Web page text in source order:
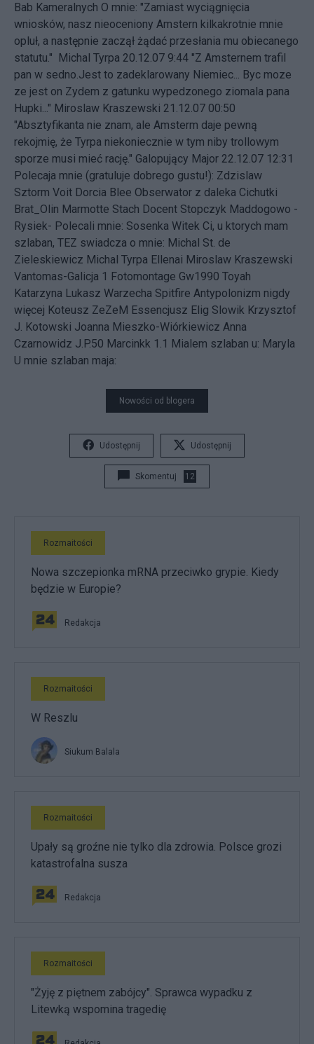
Bab Kameralnych O mnie: "Zamiast wyciągnięcia
wniosków, nasz nieoceniony Amstern kilkakrotnie mnie
opluł, a następnie zaczął żądać przesłania mu obiecanego
statutu." Michal Tyrpa 20.12.07 9:44 "Z Amsternem trafil
pan w sedno.Jest to zadeklarowany Niemiec... Byc moze
ze jest on Zydem z gatunku wypedzonego ziomala pana
Hupki..." Miroslaw Kraszewski 21.12.07 00:50
"Absztyfikanta nie znam, ale Amsterm daje pewną
rekojmię, że Tyrpa niekoniecznie w tym niby trollowym
sporze musi mieć rację." Galopujący Major 22.12.07 12:31
Polecaja mnie (gratuluje dobrego gustu!): Zdzislaw
Sztorm Voit Dorcia Blee Obserwator z daleka Cichutki
Brat_Olin Marmotte Stach Docent Stopczyk Maddogowo -
Rysiek- Polecali mnie: Sosenka Witek Ci, u ktorych mam
szlaban, TEZ swiadcza o mnie: Michal St. de
Zieleskiewicz Michal Tyrpa Ellenai Miroslaw Kraszewski
Vantomas-Galicja 1 Fotomontage Gw1990 Toyah
Katarzyna Lukasz Warzecha Spitfire Antypolonizm nigdy
więcej Koteusz ZeZeM Essencjusz Elig Slowik Krzysztof
J. Kotowski Joanna Mieszko-Wiórkiewicz Anna
Czarnowidz J.P.50 Marcinkk 1.1 Mialem szlaban u: Maryla
U mnie szlaban maja:
Nowości od blogera
Udostępnij Udostępnij
Skomentuj 12
Rozmaitości
Nowa szczepionka mRNA przeciwko grypie. Kiedy
będzie w Europie?
Redakcja
Rozmaitości
W Reszlu
Siukum Balala
Rozmaitości
Upały są groźne nie tylko dla zdrowia. Polsce grozi
katastrofalna susza
Redakcja
Rozmaitości
"Żyję z piętnem zabójcy". Sprawca wypadku z
Litewką wspomina tragedię